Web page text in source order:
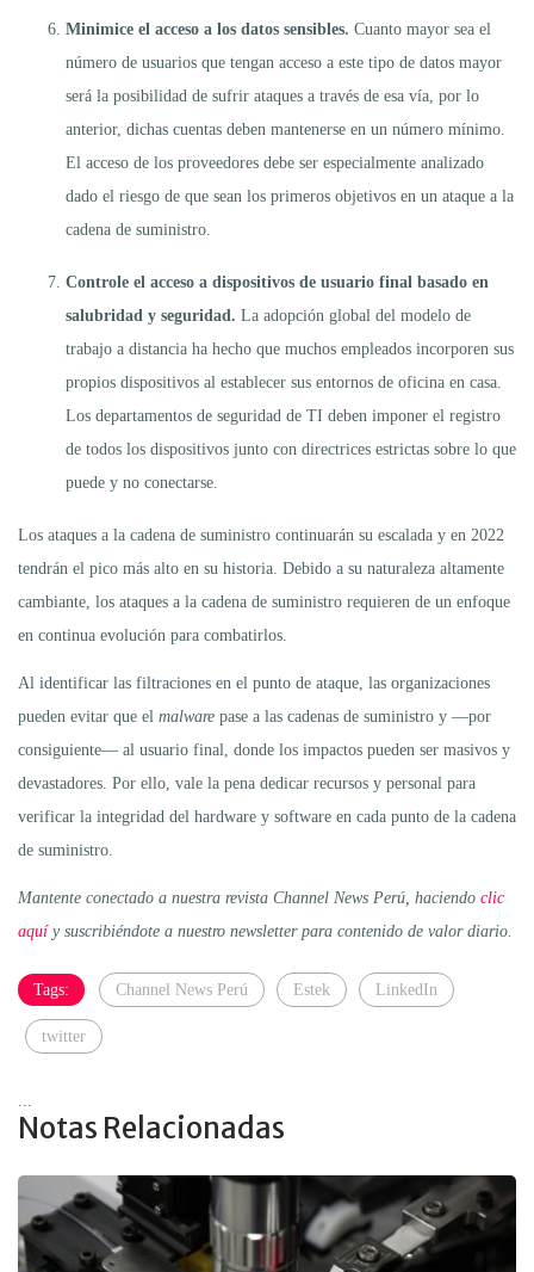
Minimice el acceso a los datos sensibles. Cuanto mayor sea el
número de usuarios que tengan acceso a este tipo de datos mayor
será la posibilidad de sufrir ataques a través de esa vía, por lo
anterior, dichas cuentas deben mantenerse en un número mínimo.
El acceso de los proveedores debe ser especialmente analizado
dado el riesgo de que sean los primeros objetivos en un ataque a la
cadena de suministro.
Controle el acceso a dispositivos de usuario final basado en
salubridad y seguridad. La adopción global del modelo de
trabajo a distancia ha hecho que muchos empleados incorporen sus
propios dispositivos al establecer sus entornos de oficina en casa.
Los departamentos de seguridad de TI deben imponer el registro
de todos los dispositivos junto con directrices estrictas sobre lo que
puede y no conectarse.
Los ataques a la cadena de suministro continuarán su escalada y en 2022
tendrán el pico más alto en su historia. Debido a su naturaleza altamente
cambiante, los ataques a la cadena de suministro requieren de un enfoque
en continua evolución para combatirlos.
Al identificar las filtraciones en el punto de ataque, las organizaciones
pueden evitar que el malware pase a las cadenas de suministro y —por
consiguiente— al usuario final, donde los impactos pueden ser masivos y
devastadores. Por ello, vale la pena dedicar recursos y personal para
verificar la integridad del hardware y software en cada punto de la cadena
de suministro.
Mantente conectado a nuestra revista Channel News Perú, haciendo clic
aquíy suscribiéndote a nuestro newsletter para contenido de valor diario.
Tags: Channel News Perú Estek LinkedIn
twitter
Notas Relacionadas